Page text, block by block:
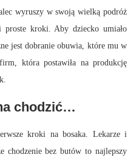
wyruszy w swoją wielką podróż
proste kroki. Aby dziecko umiało
jest dobranie obuwia, które mu w
która postawiła na produkcję
chodzić…
kroki na bosaka. Lekarze i
chodzenie bez butów to najlepszy